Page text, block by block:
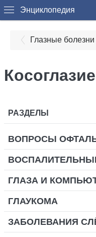
Энциклопедия
Глазные болезни
Косоглазие
РАЗДЕЛЫ
ВОПРОСЫ
ГЛАЗА И
ГЛАУКОМА
ЗАБОЛЕВАНИЯ